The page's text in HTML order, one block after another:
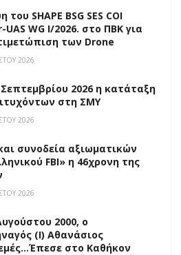
του SHAPE BSG SES COI
UAS WG I/2026. στο ΠΒΚ για
των Drone
2026
Σεπτεμβρίου 2026 η κατάταξη
στη ΣΜΥ
2026
συνοδεία αξιωματικών
FBI» η 46χρονη της
2026
2000, ο
(Ι) Αθανάσιος
στο Καθήκον